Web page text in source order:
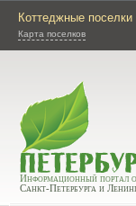
Коттеджные поселки
Карта поселков
Информационный портал
Санкт-Петербурга и